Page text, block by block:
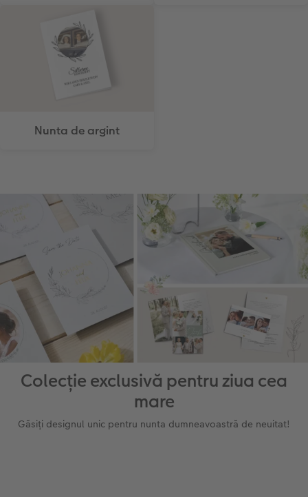
Nunta de argint
Colecție exclusivă pentru ziua cea
mare
Găsiți designul unic pentru nunta dumneavoastră de neuitat!